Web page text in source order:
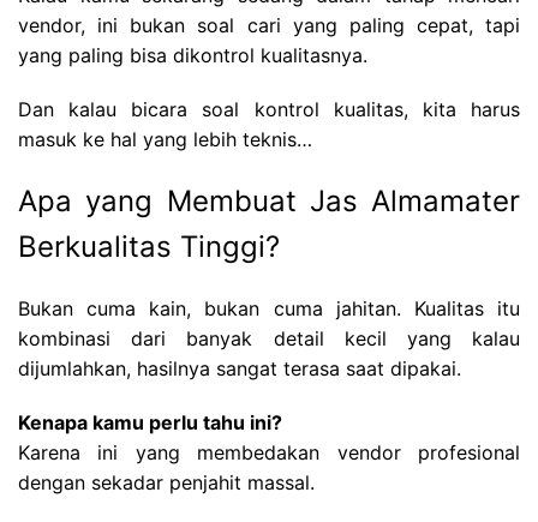
vendor, ini bukan soal cari yang paling cepat, tapi
yang paling bisa dikontrol kualitasnya.
Dan kalau bicara soal kontrol kualitas, kita harus
masuk ke hal yang lebih teknis…
Apa yang Membuat Jas Almamater
Berkualitas Tinggi?
Bukan cuma kain, bukan cuma jahitan. Kualitas itu
kombinasi dari banyak detail kecil yang kalau
dijumlahkan, hasilnya sangat terasa saat dipakai.
Kenapa kamu perlu tahu ini?
Karena ini yang membedakan vendor profesional
dengan sekadar penjahit massal.